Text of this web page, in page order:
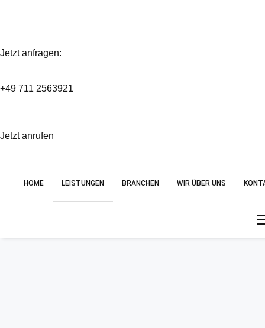
Jetzt anfragen:
+49 711 2563921
Jetzt anrufen
HOME LEISTUNGEN BRANCHEN WIR ÜBER UNS